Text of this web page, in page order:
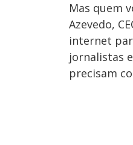
Mas quem
Azevedo,
internet
jornalistas
precisam